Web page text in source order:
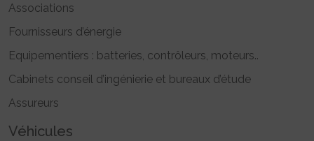
Associations
Fournisseurs d’énergie
Equipementiers : batteries, contrôleurs, moteurs..
Cabinets conseil d’ingénierie et bureaux d’étude
Assureurs
Véhicules